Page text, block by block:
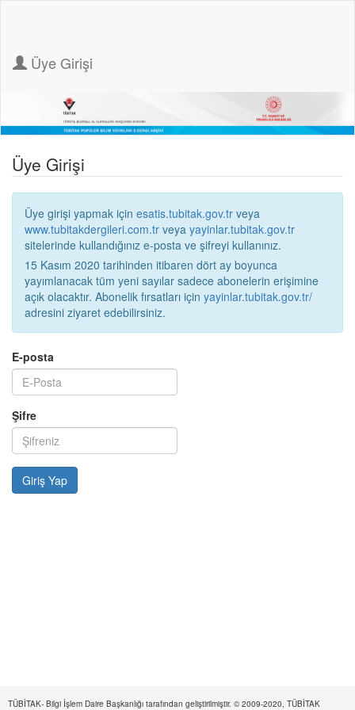
Üye Girişi
Üye Girişi
Üye girişi yapmak için esatis.tubitak.gov.tr veya
www.tubitakdergileri.com.tr veya yayinlar.tubitak.gov.tr
sitelerinde kullandığınız e-posta ve şifreyi kullanınız.
15 Kasım 2020 tarihinden itibaren dört ay boyunca
yayımlanacak tüm yeni sayılar sadece abonelerin erişimine
açık olacaktır. Abonelik fırsatları için yayinlar.tubitak.gov.tr/
adresini ziyaret edebilirsiniz.
E-posta
Şifre
TÜBİTAK- Bilgi İşlem Daire Başkanlığı tarafından geliştirilmiştir. © 2009-2020, TÜBİTAK